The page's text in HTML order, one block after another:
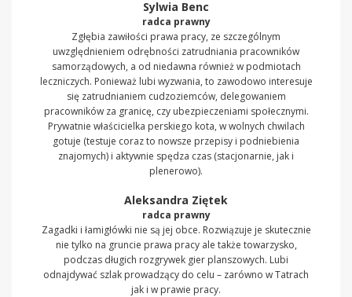
Sylwia Benc
radca prawny
Zgłębia zawiłości prawa pracy, ze szczególnym
uwzględnieniem odrębności zatrudniania pracowników
samorządowych, a od niedawna również w podmiotach
leczniczych. Ponieważ lubi wyzwania, to zawodowo interesuje
się zatrudnianiem cudzoziemców, delegowaniem
pracowników za granicę, czy ubezpieczeniami społecznymi.
Prywatnie właścicielka perskiego kota, w wolnych chwilach
gotuje (testuje coraz to nowsze przepisy i podniebienia
znajomych) i aktywnie spędza czas (stacjonarnie, jak i
plenerowo).
Aleksandra Ziętek
radca prawny
Zagadki i łamigłówki nie są jej obce. Rozwiązuje je skutecznie
nie tylko na gruncie prawa pracy ale także towarzysko,
podczas długich rozgrywek gier planszowych. Lubi
odnajdywać szlak prowadzący do celu – zarówno w Tatrach
jak i w prawie pracy.